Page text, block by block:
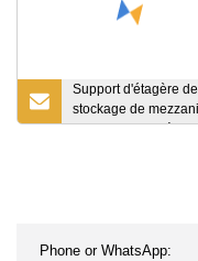
Support d'étagère de
stockage de
en acier de système